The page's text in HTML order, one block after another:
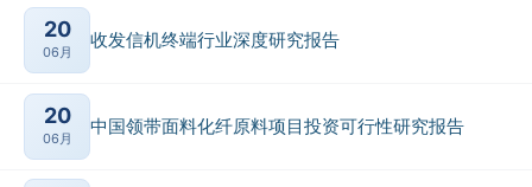
20
06月
收发信机终端行业深度研究报告
20
06月
中国领带面料化纤原料项目投资可行性研究报告